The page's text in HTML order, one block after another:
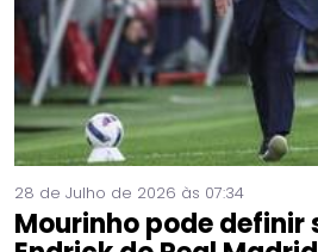
28 de Julho de 2026 às 07:34
Mourinho pode definir